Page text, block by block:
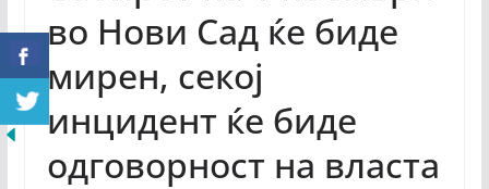
во Нови Сад ќе биде
мирен, секој
инцидент ќе биде
одговорност на власта